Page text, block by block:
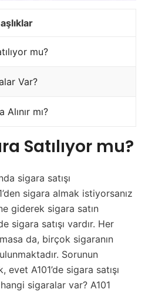
mu?
Var?
mı?
Satılıyor mu?
sigara satışı
sigara almak istiyorsanız
giderek sigara satın
sigara satışı vardır. Her
da, birçok sigaranın
Sorunun
A101’de sigara satışı
sigaralar var? A101